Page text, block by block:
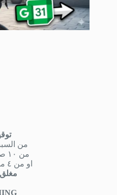
من
من ١٠ صباحا إلى ١ ظهر
او من ٤ مساءً إلى ٩ مساءً